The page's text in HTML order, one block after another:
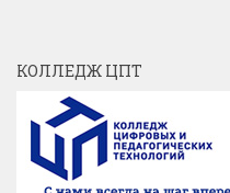
КОЛЛЕДЖ ЦПТ